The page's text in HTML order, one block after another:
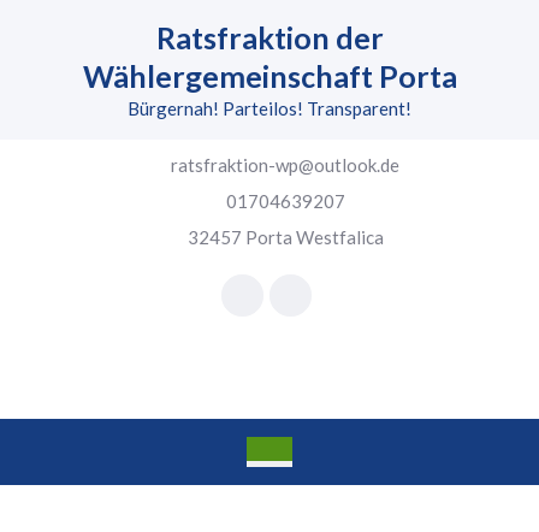
Ratsfraktion der
Wählergemeinschaft Porta
Bürgernah! Parteilos! Transparent!
ratsfraktion-wp@outlook.de
01704639207
32457 Porta Westfalica